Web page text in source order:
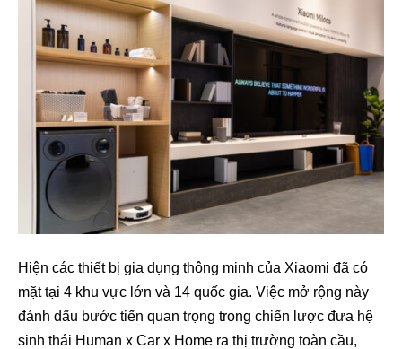
Hiện các thiết bị gia dụng thông minh của Xiaomi đã có
mặt tại 4 khu vực lớn và 14 quốc gia. Việc mở rộng này
đánh dấu bước tiến quan trọng trong chiến lược đưa hệ
sinh thái Human x Car x Home ra thị trường toàn cầu,